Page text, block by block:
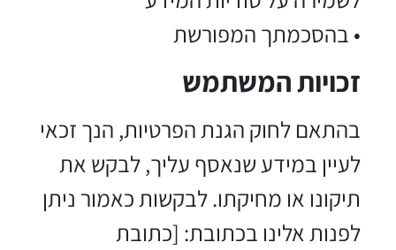
• בהסכמתך המפורשת
זכויות המשתמש
בהתאם לחוק הגנת הפרטיות, הנך זכאי
לעיין במידע שנאסף עליך, לבקש את
תיקונו או מחיקתו. לבקשות כאמור ניתן
לפנות אלינו בכתובת: [כתובת